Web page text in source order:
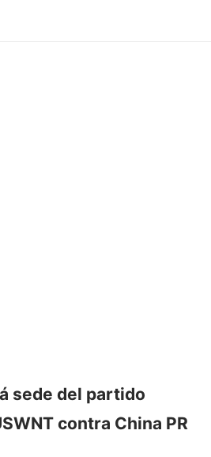
sede del partido
contra China PR